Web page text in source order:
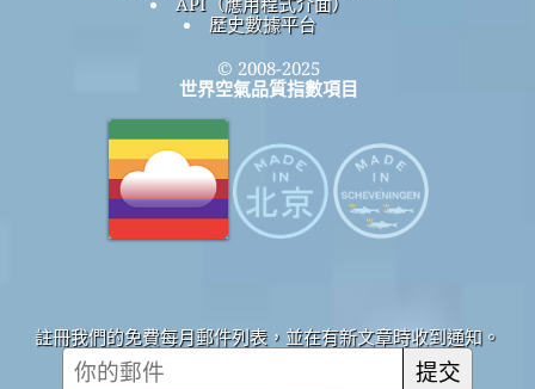
歷史數據平台
© 2008-2025
世界空氣品質指數項目
註冊我們的免費每月郵件列表，並在有新文章時收到通知。
提交